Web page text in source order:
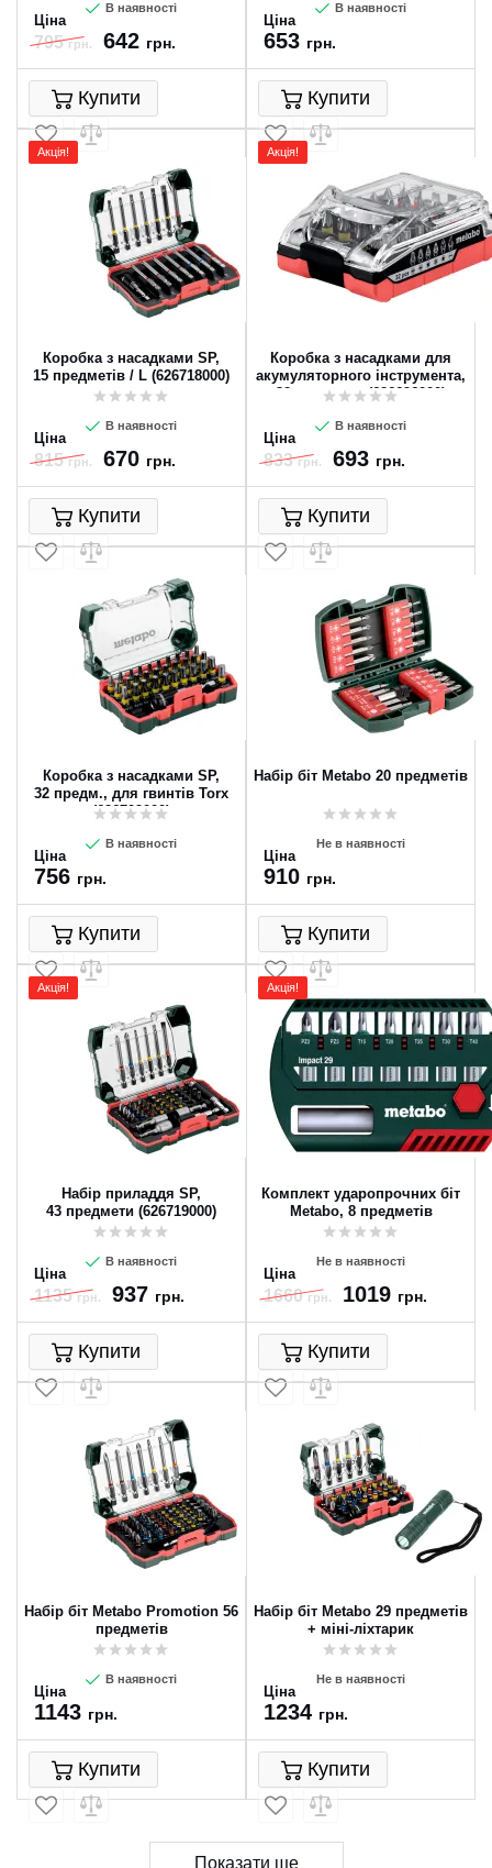
В наявності
Ціна
795грн. 642 грн.
Купити
В наявності
Ціна
653 грн.
Купити
Акція!
Коробка з насадками SP,
15 предметів / L (626718000)
В наявності
Ціна
815грн. 670 грн.
Купити
Акція!
Коробка з насадками для
акумуляторного інструмента,
32 предмети (626696000)
В наявності
Ціна
833грн. 693 грн.
Купити
Коробка з насадками SP,
32 предм., для гвинтів Torx
(626709000)
В наявності
Ціна
756 грн.
Купити
Набір біт Metabo 20 предметів
Не в наявності
Ціна
910 грн.
Купити
Акція!
Набір приладдя SP,
43 предмети (626719000)
В наявності
Ціна
1135грн. 937 грн.
Купити
Акція!
Комплект ударопрочних біт
Metabo, 8 предметів
Не в наявності
Ціна
1660грн. 1019 грн.
Купити
Набір біт Metabo Promotion 56
предметів
В наявності
Ціна
1143 грн.
Купити
Набір біт Metabo 29 предметів
+ міні-ліхтарик
Не в наявності
Ціна
1234 грн.
Купити
Показати ще